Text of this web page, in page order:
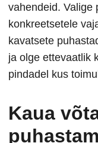
vahendeid. Valige
konkreetsetele
kavatsete
ja olge ettevaatlik
pindadel kus
Kaua